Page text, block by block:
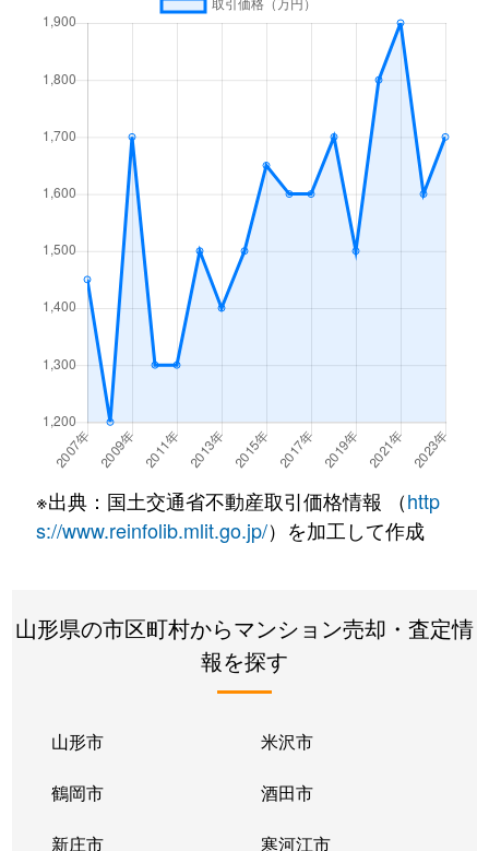
※出典：国土交通省不動産取引価格情報 （http
s://www.reinfolib.mlit.go.jp/）を加工して作成
山形県の市区町村からマンション売却・査定情
報を探す
山形市 米沢市
鶴岡市 酒田市
新庄市 寒河江市